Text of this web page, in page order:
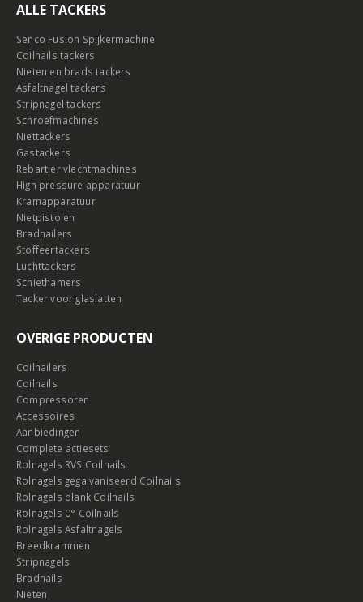
ALLE TACKERS
Senco Fusion Spijkermachine
Coilnails tackers
Nieten en brads tackers
Asfaltnagel tackers
Stripnagel tackers
Schroefmachines
Niettackers
Gastackers
Rebartier vlechtmachines
High pressure apparatuur
Kramapparatuur
Nietpistolen
Bradnailers
Stoffeertackers
Luchttackers
Schiethamers
Tacker voor glaslatten
OVERIGE PRODUCTEN
Coilnailers
Coilnails
Compressoren
Accessoires
Aanbiedingen
Complete actiesets
Rolnagels RVS Coilnails
Rolnagels gegalvaniseerd Coilnails
Rolnagels blank Coilnails
Rolnagels 0° Coilnails
Rolnagels Asfaltnagels
Breedkrammen
Stripnagels
Bradnails
Nieten